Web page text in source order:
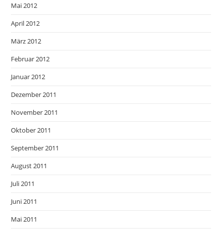
Mai 2012
April 2012
März 2012
Februar 2012
Januar 2012
Dezember 2011
November 2011
Oktober 2011
September 2011
August 2011
Juli 2011
Juni 2011
Mai 2011